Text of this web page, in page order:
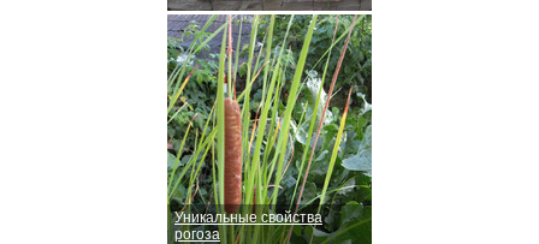
Уникальные свойства
рогоза